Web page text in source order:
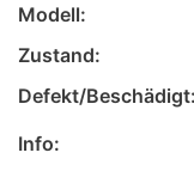
Modell:
Zustand:
Defekt/Beschädigt:
Info: